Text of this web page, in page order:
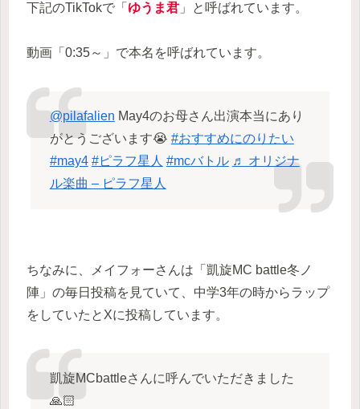
下記のTikTokで「 ゆうま君 」と呼ばれています。
動画「0:35～」で本名を呼ばれています。
@pilafalien May4のお母さん出演本当にあり
がとうございます😭 #おすすめにのりたい
#may4 #ピラフ星人 #mcバトル ♬ オリジナ
ル楽曲 – ピラフ星人
ちなみに、メイフォーさんは「凱旋MC battle冬ノ
陣」の毎日投稿を見ていて、中学3年の時からラップ
をしていたとXに投稿しています。
凱旋MCbattleさんに呼んでいただきました
🙏🏻